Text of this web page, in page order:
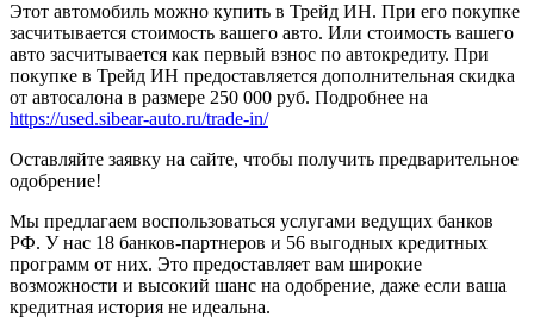
Этот автомобиль можно купить в Трейд ИН. При его покупке
засчитывается стоимость вашего авто. Или стоимость вашего
авто засчитывается как первый взнос по автокредиту. При
покупке в Трейд ИН предоставляется дополнительная скидка
от автосалона в размере 250 000 руб. Подробнее на
https://used.sibear-auto.ru/trade-in/
Оставляйте заявку на сайте, чтобы получить предварительное
одобрение!
Мы предлагаем воспользоваться услугами ведущих банков
РФ. У нас 18 банков-партнеров и 56 выгодных кредитных
программ от них. Это предоставляет вам широкие
возможности и высокий шанс на одобрение, даже если ваша
кредитная история не идеальна.